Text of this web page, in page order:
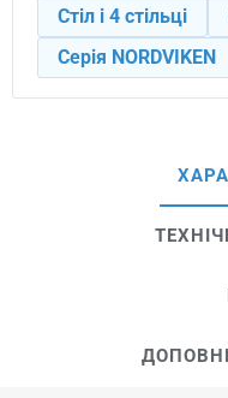
Стіл і 4 стільці
Серія NORDVIKEN